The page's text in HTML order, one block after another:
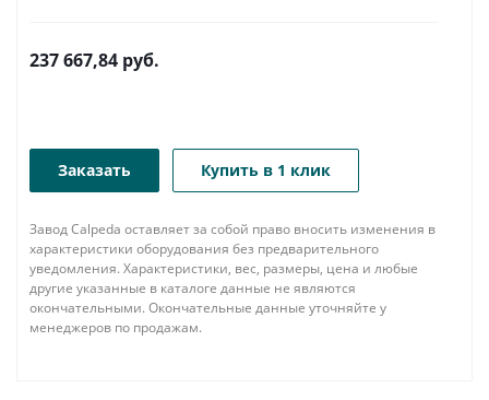
237 667,84 руб.
Заказать Купить в 1 клик
Завод Calpeda оставляет за собой право вносить изменения в
характеристики оборудования без предварительного
уведомления. Характеристики, вес, размеры, цена и любые
другие указанные в каталоге данные не являются
окончательными. Окончательные данные уточняйте у
менеджеров по продажам.